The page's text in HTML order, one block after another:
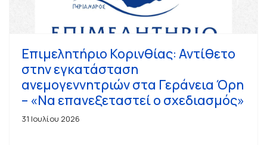
Επιμελητήριο Κορινθίας: Αντίθετο
στην εγκατάσταση
ανεμογεννητριών στα Γεράνεια Όρη
– «Να επανεξεταστεί ο σχεδιασμός»
31 Ιουλίου 2026